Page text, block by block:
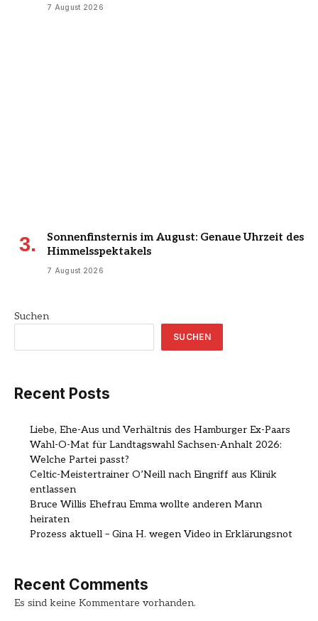
7 August 2026
Sonnenfinsternis im August: Genaue Uhrzeit des
Himmelsspektakels
7 August 2026
Suchen
SUCHEN
Recent Posts
Liebe, Ehe-Aus und Verhältnis des Hamburger Ex-Paars
Wahl-O-Mat für Landtagswahl Sachsen-Anhalt 2026:
Welche Partei passt?
Celtic-Meistertrainer O’Neill nach Eingriff aus Klinik
entlassen
Bruce Willis Ehefrau Emma wollte anderen Mann
heiraten
Prozess aktuell – Gina H. wegen Video in Erklärungsnot
Recent Comments
Es sind keine Kommentare vorhanden.